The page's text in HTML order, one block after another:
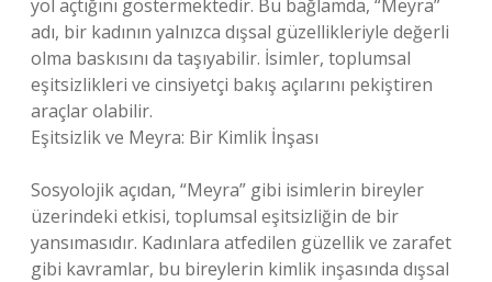
yol açtığını göstermektedir. Bu bağlamda, “Meyra”
adı, bir kadının yalnızca dışsal güzellikleriyle değerli
olma baskısını da taşıyabilir. İsimler, toplumsal
eşitsizlikleri ve cinsiyetçi bakış açılarını pekiştiren
araçlar olabilir.
Eşitsizlik ve Meyra: Bir Kimlik İnşası
Sosyolojik açıdan, “Meyra” gibi isimlerin bireyler
üzerindeki etkisi, toplumsal eşitsizliğin de bir
yansımasıdır. Kadınlara atfedilen güzellik ve zarafet
gibi kavramlar, bu bireylerin kimlik inşasında dışsal